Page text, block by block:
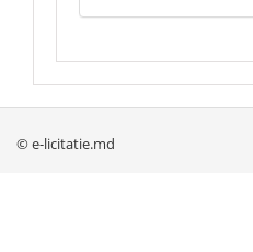
© e-licitatie.md